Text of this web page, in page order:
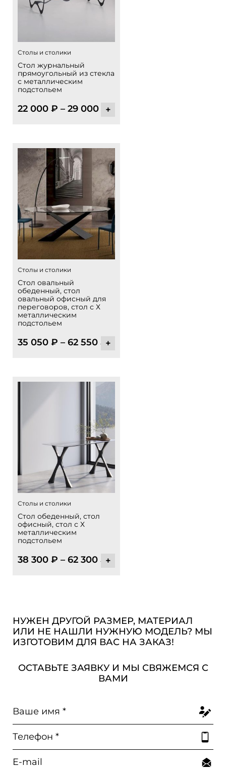
Столы и столики
Стол журнальный
прямоугольный из стекла
с металлическим
подстольем
22 000 ₽ – 29 000 ₽
+
Столы и столики
Стол овальный
обеденный, стол
овальный офисный для
переговоров, стол с Х
металлическим
подстольем
35 050 ₽ – 62 550 ₽+
Столы и столики
Стол обеденный, стол
офисный, стол с Х
металлическим
подстольем
38 300 ₽ – 62 300 ₽+
НУЖЕН ДРУГОЙ РАЗМЕР, МАТЕРИАЛ
ИЛИ НЕ НАШЛИ НУЖНУЮ МОДЕЛЬ? МЫ
ИЗГОТОВИМ ДЛЯ ВАС НА ЗАКАЗ!
ОСТАВЬТЕ ЗАЯВКУ И МЫ СВЯЖЕМСЯ С
ВАМИ